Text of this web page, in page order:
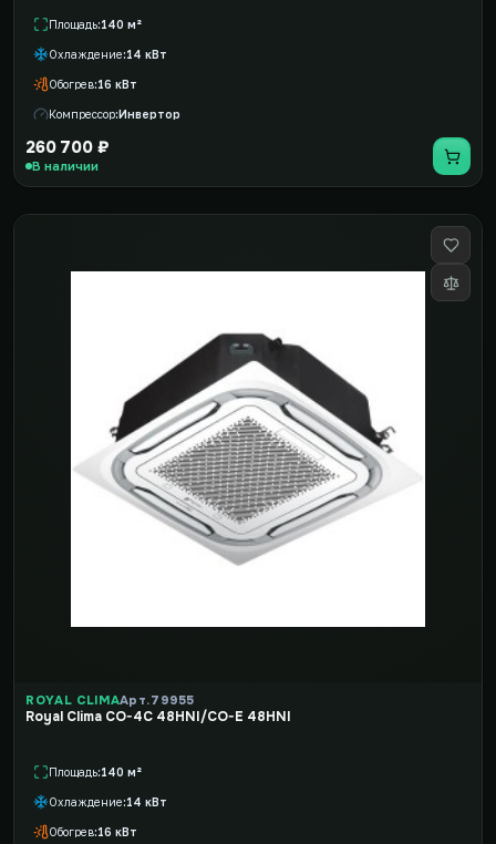
Площадь 140 м²
Охлаждение 14 кВт
Обогрев 16 кВт
Компрессор Инвертор
260 700 ₽
В наличии
ROYAL CLIMAАрт. 79955
Royal Clima CO-4C 48HNI/CO-E 48HNI
Площадь 140 м²
Охлаждение 14 кВт
Обогрев 16 кВт